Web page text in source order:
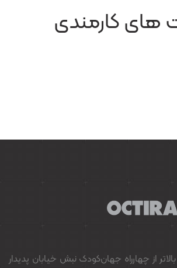
های کارمندی
از چهارراه جهان‌کودک نبش خیابان پدیدار